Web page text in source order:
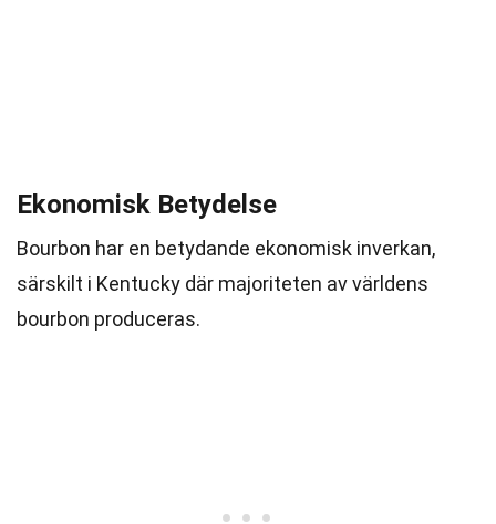
Ekonomisk Betydelse
Bourbon har en betydande ekonomisk inverkan,
särskilt i Kentucky där majoriteten av världens
bourbon produceras.